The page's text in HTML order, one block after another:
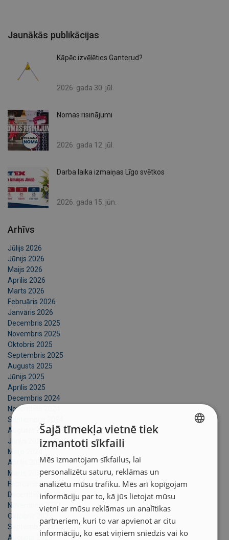
Jaunākās publikācijas
Kāpēc izvēlēties Ganterud?
2026. gada 30. jūl.
Nomas risinājumi
2026. gada 12. jūl.
Darba laika izmaiņas Līgo svētkos
2026. gada 15. jūn.
Arhīvs
Jūlijs 2026
Jūnijs 2026
Maijs 2026
Aprīlis 2026
Marts 2026
Februāris 2026
Janvāris 2026
Decembris 2025
Novembris 2025
Oktobris 2025
Septembris 2025
Augusts 2025
Jūnijs 2025
Aprīlis 2025
Decembris 2024
Novembris 2024
Septembris 2024
Augusts 2024
Jūnijs 2024
Maijs 2024
Aprīlis 2024
Marts 2024
Februāris 2024
Decembris 2023
Novembris 2023
Oktobris 2023
Septembris 2023
Augusts 2023
ENGLISH TRANSLATION
Šajā tīmekļa vietnē tiek
izmantoti sīkfaili
Mēs izmantojam sīkfailus, lai
personalizētu saturu, reklāmas un
analizētu mūsu trafiku. Mēs arī kopīgojam
informāciju par to, kā jūs lietojat mūsu
vietni ar mūsu reklāmas un analītikas
partneriem, kuri to var apvienot ar citu
informāciju, ko esat viņiem sniedzis vai ko